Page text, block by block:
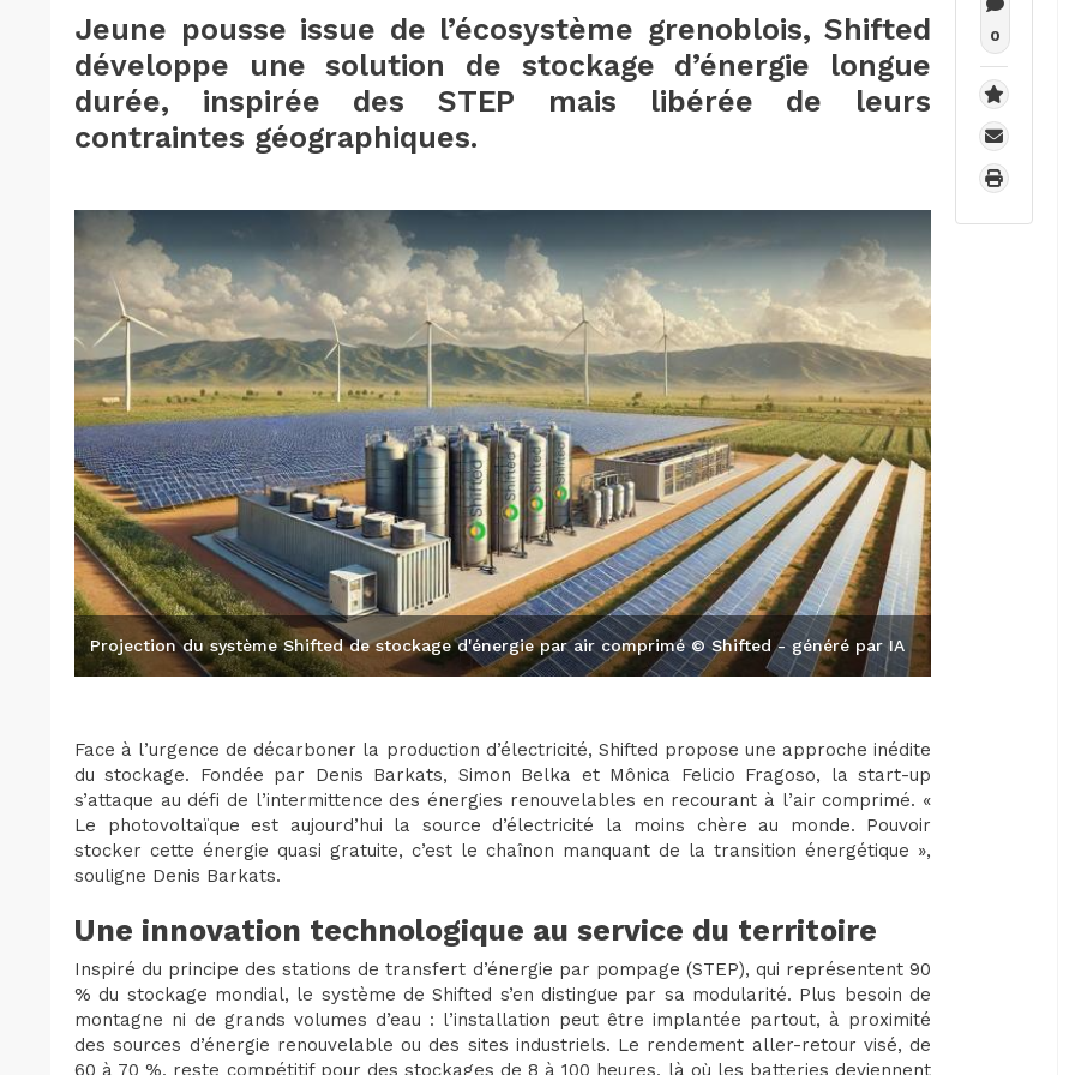
Jeune pousse issue de l’écosystème grenoblois, Shifted
développe une solution de stockage d’énergie longue
durée, inspirée des STEP mais libérée de leurs
contraintes géographiques.
Projection du système Shifted de stockage d'énergie par air comprimé © Shifted - généré par IA
Face à l’urgence de décarboner la production d’électricité, Shifted propose une approche inédite
du stockage. Fondée par Denis Barkats, Simon Belka et Mônica Felicio Fragoso, la start-up
s’attaque au défi de l’intermittence des énergies renouvelables en recourant à l’air comprimé. «
Le photovoltaïque est aujourd’hui la source d’électricité la moins chère au monde. Pouvoir
stocker cette énergie quasi gratuite, c’est le chaînon manquant de la transition énergétique »,
souligne Denis Barkats.
Une innovation technologique au service du territoire
Inspiré du principe des stations de transfert d’énergie par pompage (STEP), qui représentent 90
% du stockage mondial, le système de Shifted s’en distingue par sa modularité. Plus besoin de
montagne ni de grands volumes d’eau : l’installation peut être implantée partout, à proximité
des sources d’énergie renouvelable ou des sites industriels. Le rendement aller-retour visé, de
60 à 70 %, reste compétitif pour des stockages de 8 à 100 heures, là où les batteries deviennent
0